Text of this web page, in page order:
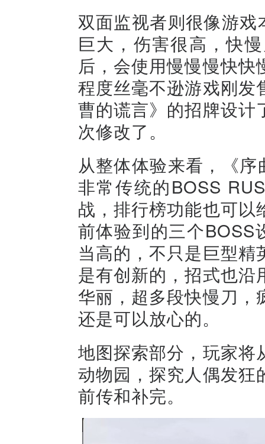
双面监视者则很像游
巨大，伤害很高，快
后，会使用慢慢慢快
程度丝毫不逊游戏刚
曹的谎言》的招牌设
次修改了。
从整体体验来看，《
非常传统的BOSS
战，排行榜功能也可
前体验到的三个BOSS
当高的，不只是巨型
是有创新的，招式也
华丽，超多段快慢刀
还是可以放心的。
地图探索部分，玩家
动物园，探究人偶发
前传和补完。